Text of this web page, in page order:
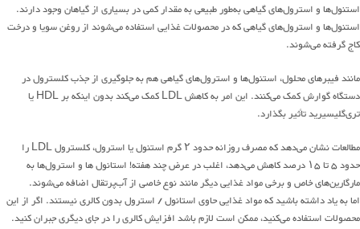
استنول‌ها و استرول‌های گیاهی به‌طور طبیعی به مقدار کمی در بسیاری از گیاهان وجود دارند.
استنول‌ها و استرول‌های گیاهی که در محصولات غذایی استفاده می‌شوند از روغن سویا و درخت
کاج گرفته می‌شوند.
مانند فیبرهای محلول، استنول‌ها و استرول‌های گیاهی هم به جلوگیری از جذب کلسترول در
دستگاه گوارش کمک می‌کنند. این امر به کاهش LDL کمک می‌کند بدون اینکه بر HDL یا
تری‌گلیسیرید تأثیر بگذارد.
مطالعات نشان می‌دهد که مصرف روزانه حدود ۲ گرم استنول یا استرول، کلسترول LDL را
حدود ۵ تا ۱۵ درصد کاهش می‌دهد، اغلب در عرض چند هفته! استانول ها و استرول‌ها به
مارگارین‌های خاص و برخی مواد غذایی دیگر مانند نوع خاصی از آب‌پرتقال اضافه می‌شوند.
اما به یاد داشته باشید که مواد غذایی حاوی استانول / استرول بدون کالری نیستند. اگر از این
محصولات استفاده می‌کنید، ممکن است لازم باشد افزایش کالری را در جای دیگری جبران کنید.